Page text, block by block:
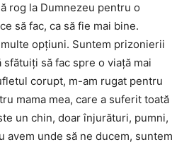
rog la Dumnezeu pentru o
să fac, ca să fie mai bine.
opţiuni. Suntem prizonierii
să fac spre o viaţă mai
corupt, m-am rugat pentru
mama mea, care a suferit toată
un chin, doar înjurături, pumni,
avem unde să ne ducem, suntem